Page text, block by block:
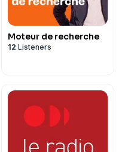
Moteur de recherche
12 Listeners